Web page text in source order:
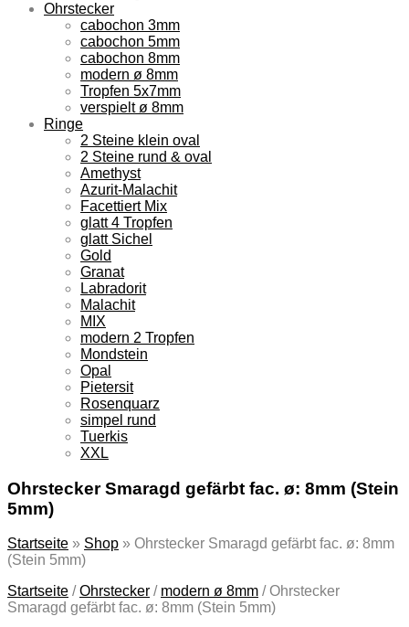
Ohrstecker
cabochon 3mm
cabochon 5mm
cabochon 8mm
modern ø 8mm
Tropfen 5x7mm
verspielt ø 8mm
Ringe
2 Steine klein oval
2 Steine rund & oval
Amethyst
Azurit-Malachit
Facettiert Mix
glatt 4 Tropfen
glatt Sichel
Gold
Granat
Labradorit
Malachit
MIX
modern 2 Tropfen
Mondstein
Opal
Pietersit
Rosenquarz
simpel rund
Tuerkis
XXL
Ohrstecker Smaragd gefärbt fac. ø: 8mm (Stein
5mm)
Startseite » Shop » Ohrstecker Smaragd gefärbt fac. ø: 8mm
(Stein 5mm)
Startseite /Ohrstecker / modern ø 8mm /Ohrstecker
Smaragd gefärbt fac. ø: 8mm (Stein 5mm)